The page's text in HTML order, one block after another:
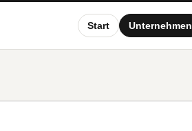
Start Unternehmen